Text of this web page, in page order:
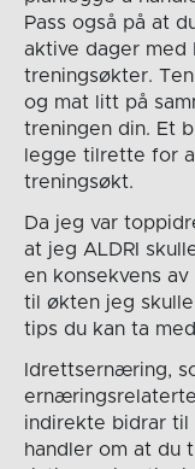
Pass også på at
aktive dager med
treningsøkter.
og mat litt på
treningen din. Et
legge tilrette for
treningsøkt.
Da jeg var
at jeg ALDRI
en konsekvens
til økten jeg
tips du kan ta
Idrettsernæring,
indirekte bidrar til
handler om at du